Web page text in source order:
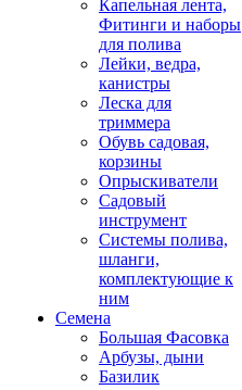
Капельная лента,
Фитинги и наборы
для полива
Лейки, ведра,
канистры
Леска для
триммера
Обувь садовая,
корзины
Опрыскиватели
Садовый
инструмент
Системы полива,
шланги,
комплектующие к
ним
Семена
Большая Фасовка
Арбузы, дыни
Базилик